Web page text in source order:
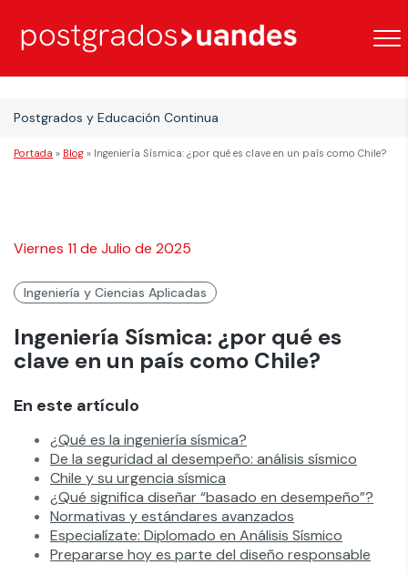
Postgrados y Educación Continua
Portada » Blog » Ingeniería Sísmica: ¿por qué es clave en un país como Chile?
Viernes 11 de Julio de 2025
Ingeniería y Ciencias Aplicadas
Ingeniería Sísmica: ¿por qué es
clave en un país como Chile?
En este artículo
¿Qué es la ingeniería sísmica?
De la seguridad al desempeño: análisis sísmico
Chile y su urgencia sísmica
¿Qué significa diseñar “basado en desempeño”?
Normativas y estándares avanzados
Especialízate: Diplomado en Análisis Sísmico
Prepararse hoy es parte del diseño responsable